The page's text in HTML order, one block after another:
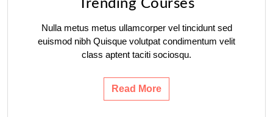
Trending Courses
Nulla metus metus ullamcorper vel tincidunt sed
euismod nibh Quisque volutpat condimentum velit
class aptent taciti sociosqu.
Read More